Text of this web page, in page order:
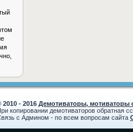
2010 - 2016 Демотиваторы, мотиваторы
копировании демотиваторов обратная
с Админом - по всем вопросам сайта